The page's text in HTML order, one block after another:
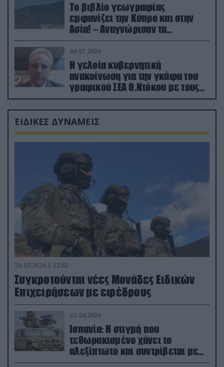
Το βιβλίο γεωγραφίας
εμφανίζει την Κύπρο και στην
Ασία! – Αναγνώρισαν τα
κατεχόμενα; (φωτο)
04.07.2026
Η γελοία κυβερνητική
ανακοίνωση για την γκάφα του
γραφικού ΣΕΑ Θ.Ντόκου με τους
Ρώσους φαρσέρ
ΕΙΔΙΚΕΣ ΔΥΝΑΜΕΙΣ
29.07.2026 | 22:02
Συγκροτούνται νέες Μονάδες Ειδικών
Επιχειρήσεων με εφέδρους
23.04.2026
Ισπανία: Η στιγμή που
τεθωρακισμένο χάνει το
αλεξίπτωτο και συντρίβεται με
ορμή στο έδαφος (βίντεο)